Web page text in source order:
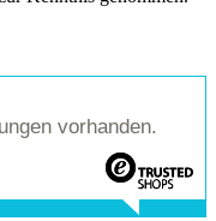
vorhanden.